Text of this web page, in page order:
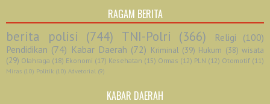
RAGAM BERITA
berita polisi (744) TNI-Polri (366) Religi
(100)
Pendidikan (74) Kabar Daerah (72) Kriminal (39) Hukum (38) wisata
(29) Olahraga (18) Ekonomi (17) Kesehatan (15) Ormas (12) PLN (12) Otomotif (11)
Miras (10) Politik (10) Advetorial (9)
KABAR DAERAH